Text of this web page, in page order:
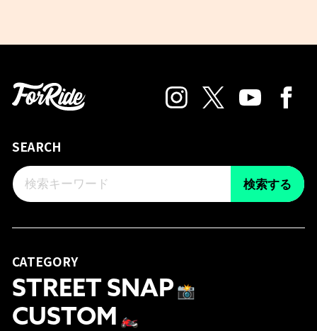
SEARCH
検索する
CATEGORY
STREET SNAP 📸
CUSTOM 🏍